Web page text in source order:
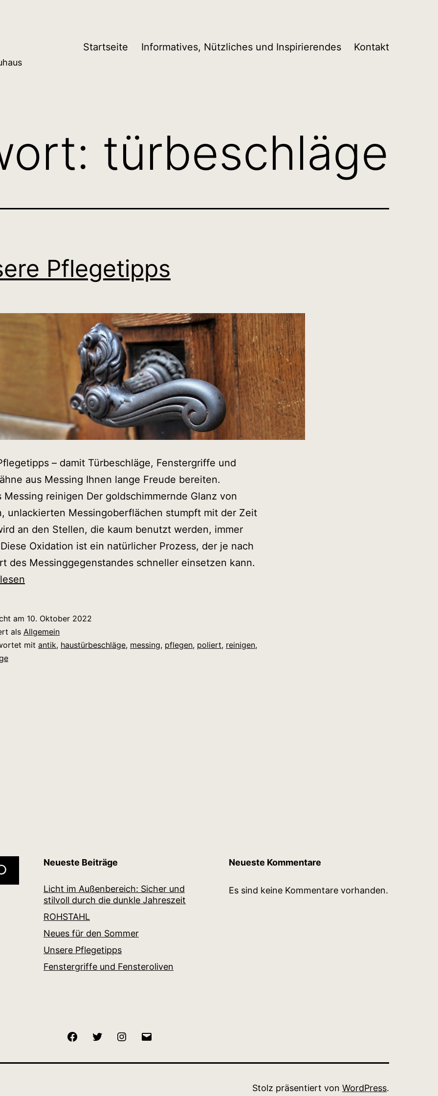
Startseite Informatives, Nützliches und Inspirierendes Kontakt
türbeschläge
Pflegetipps
– damit Türbeschläge, Fenstergriffe und
aus Messing Ihnen lange Freude bereiten.
Messing reinigen Der goldschimmernde Glanz von
unlackierten Messingoberflächen stumpft mit der Zeit
an den Stellen, die kaum benutzt werden, immer
Oxidation ist ein natürlicher Prozess, der je nach
des Messinggegenstandes schneller einsetzen kann.
am 10. Oktober 2022
als Allgemein
mit antik, haustürbeschläge, messing, pflegen, poliert, reinigen,
Neueste Beiträge
Licht im Außenbereich: Sicher und
stilvoll durch die dunkle Jahreszeit
ROHSTAHL
Neues für den Sommer
Unsere Pflegetipps
Fenstergriffe und Fensteroliven
Neueste Kommentare
Es sind keine Kommentare vorhanden.
FacebookTwitter Instagram
Stolz präsentiert von WordPress.